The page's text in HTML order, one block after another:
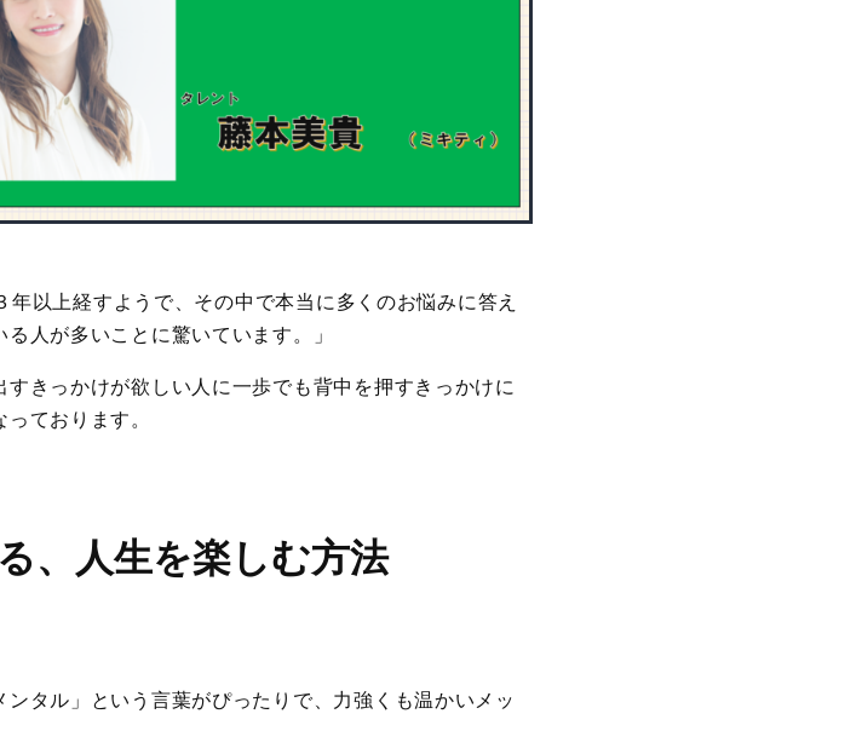
以上経すようで、その中で本当に多くのお悩みに答え
人が多いことに驚いています。」
きっかけが欲しい人に一歩でも背中を押すきっかけに
ております。
、人生を楽しむ方法
タル」という言葉がぴったりで、力強くも温かいメッ